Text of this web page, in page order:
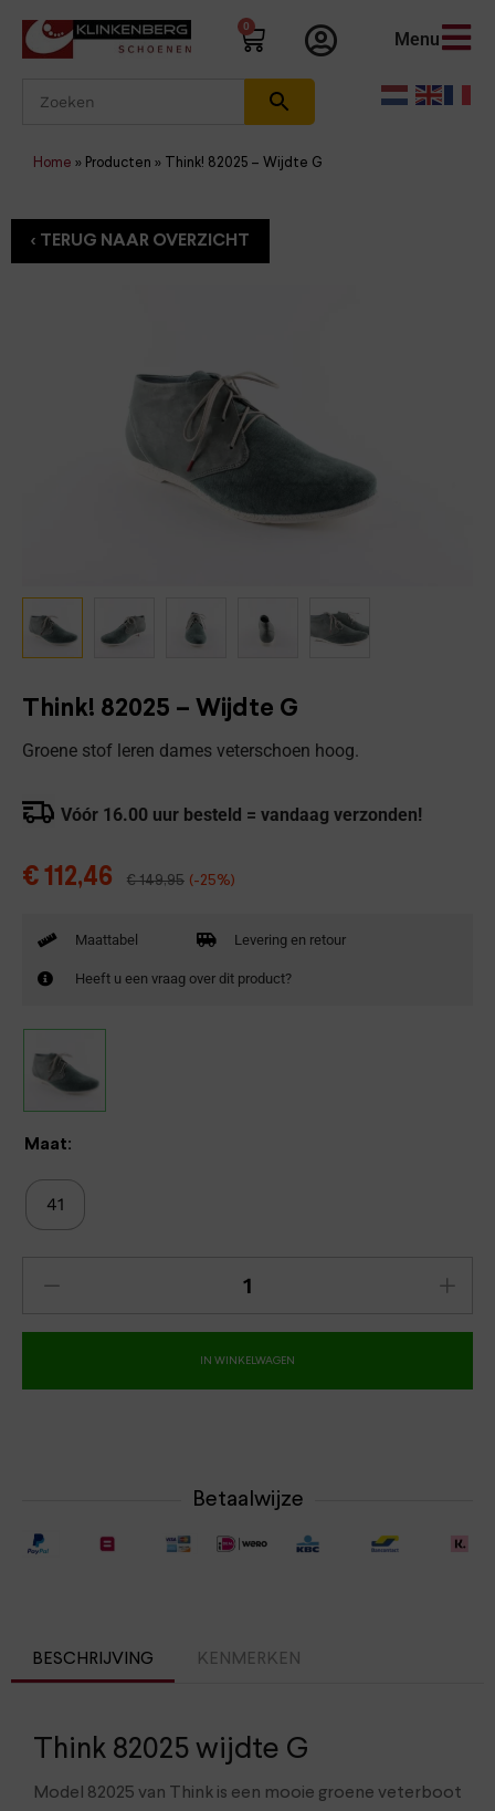
0
Menu
Home » Producten » Think! 82025 – Wijdte G
Think! 82025 – Wijdte G
Groene stof leren dames veterschoen hoog.
Vóór 16.00 uur besteld = vandaag verzonden!
€ 112,46 €149,95 (-25%)
Maattabel Levering en retour
Heeft u een vraag over dit product?
Maat:
41
IN WINKELWAGEN
Betaalwijze
BESCHRIJVING KENMERKEN
Think 82025 wijdte G
Model 82025 van Think is een mooie groene veterboot